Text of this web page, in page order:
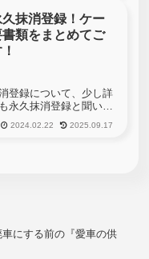
抹消登録！ケー
書類をまとめてご
登録について、少し詳
永久抹消登録と聞いて
らないと言う方も少な
とは、自動車の廃車手
2024.02.22 2025.09.17
にする前の『愛車の供